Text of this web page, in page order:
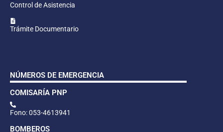
Control de Asistencia
Trámite Documentario
NÚMEROS DE EMERGENCIA
COMISARÍA PNP
Fono: 053-4613941
BOMBEROS